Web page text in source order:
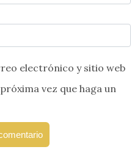
electrónico y sitio web
vez que haga un